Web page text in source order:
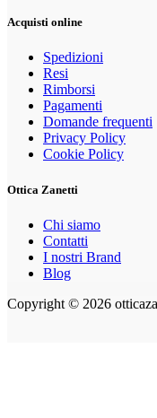
Acquisti online
Spedizioni
Resi
Rimborsi
Pagamenti
Domande frequenti
Privacy Policy
Cookie Policy
Ottica Zanetti
Chi siamo
Contatti
I nostri Brand
Blog
Copyright © 2026